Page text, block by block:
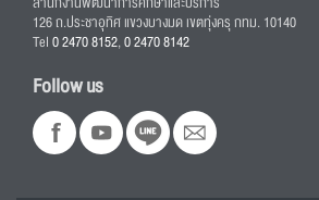
126 ถ.ประชาอุทิศ แขวงบางมด เขตทุ่งครุ กทม. 10140
Tel0 2470 8152,0 2470 8142
Follow us